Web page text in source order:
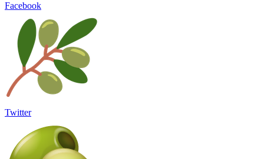
Facebook
Twitter